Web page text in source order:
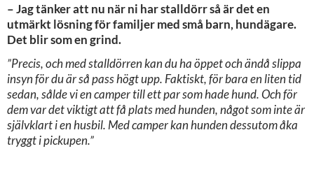
– Jag tänker att nu när ni har stalldörr så är det en
utmärkt lösning för familjer med små barn, hundägare.
Det blir som en grind.
”Precis, och med stalldörren kan du ha öppet och ändå slippa
insyn för du är så pass högt upp. Faktiskt, för bara en liten tid
sedan, sålde vi en camper till ett par som hade hund. Och för
dem var det viktigt att få plats med hunden, något som inte är
självklart i en husbil. Med camper kan hunden dessutom åka
tryggt i pickupen.”